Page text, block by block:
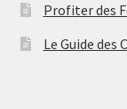
Profiter des
Le Guide des